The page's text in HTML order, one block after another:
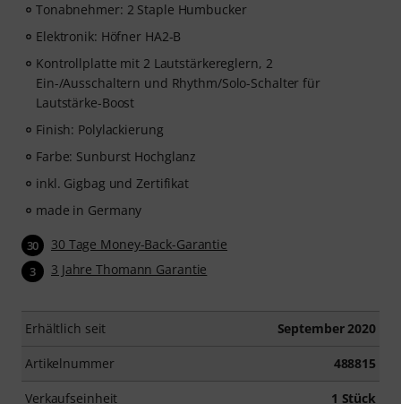
Tonabnehmer: 2 Staple Humbucker
Elektronik: Höfner HA2-B
Kontrollplatte mit 2 Lautstärkereglern, 2
Ein-/Ausschaltern und Rhythm/Solo-Schalter für
Lautstärke-Boost
Finish: Polylackierung
Farbe: Sunburst Hochglanz
inkl. Gigbag und Zertifikat
made in Germany
30 30 Tage Money-Back-Garantie
3 3 Jahre Thomann Garantie
Erhältlich seit September 2020
Artikelnummer 488815
Verkaufseinheit 1 Stück